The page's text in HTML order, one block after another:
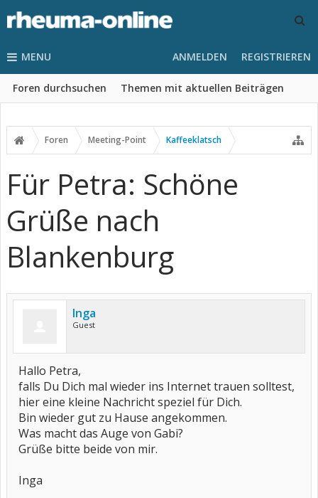
MENU
Foren durchsuchen Themen mit aktuellen Beiträgen
ANMELDEN REGISTRIEREN
Foren Meeting-Point Kaffeeklatsch
Für Petra: Schöne
Grüße nach
Blankenburg
Inga
Guest
Hallo Petra,
falls Du Dich mal wieder ins Internet trauen solltest,
hier eine kleine Nachricht speziel für Dich.
Bin wieder gut zu Hause angekommen.
Was macht das Auge von Gabi?
Grüße bitte beide von mir.
Inga